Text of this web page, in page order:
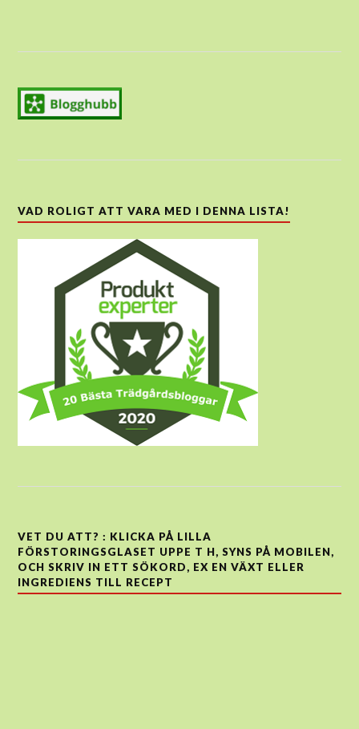
VAD ROLIGT ATT VARA MED I DENNA LISTA!
VET DU ATT? : KLICKA PÅ LILLA
FÖRSTORINGSGLASET UPPE T H, SYNS PÅ MOBILEN,
OCH SKRIV IN ETT SÖKORD, EX EN VÄXT ELLER
INGREDIENS TILL RECEPT